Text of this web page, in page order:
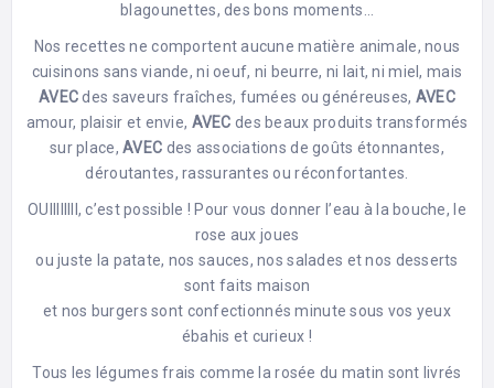
blagounettes, des bons moments…
Nos recettes ne comportent aucune matière animale, nous
cuisinons sans viande, ni oeuf, ni beurre, ni lait, ni miel, mais
AVECdes saveurs fraîches, fumées ou généreuses, AVEC
amour, plaisir et envie, AVEC des beaux produits transformés
sur place,AVEC des associations de goûts étonnantes,
déroutantes, rassurantes ou réconfortantes.
OUIIIIIIII, c’est possible ! Pour vous donner l’eau à la bouche, le
rose aux joues
ou juste la patate, nos sauces, nos salades et nos desserts
sont faits maison
et nos burgers sont confectionnés minute sous vos yeux
ébahis et curieux !​
Tous les légumes frais comme la rosée du matin sont livrés